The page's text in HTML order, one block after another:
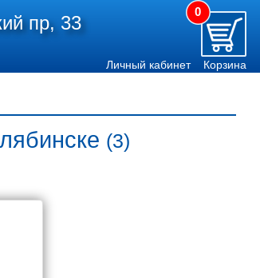
пр, 33
0
Личный кабинет Корзина
(3)